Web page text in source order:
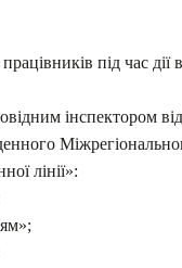
під час
інспектором
лінії»: